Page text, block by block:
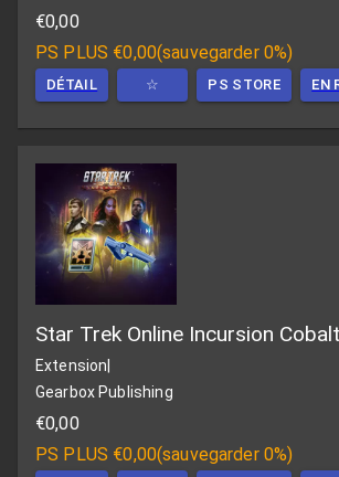
€0,00
PS PLUS €0,00(sauvegarder 0%)
DÉTAIL ☆ PS STORE EN
Star Trek Online Incursion
Extension|
Gearbox Publishing
€0,00
PS PLUS €0,00(sauvegarder 0%)